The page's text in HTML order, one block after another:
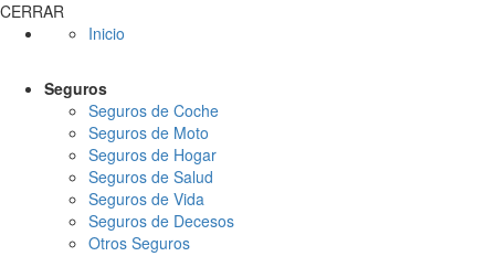
CERRAR
Inicio
Seguros
Seguros de Coche
Seguros de Moto
Seguros de Hogar
Seguros de Salud
Seguros de Vida
Seguros de Decesos
Otros Seguros